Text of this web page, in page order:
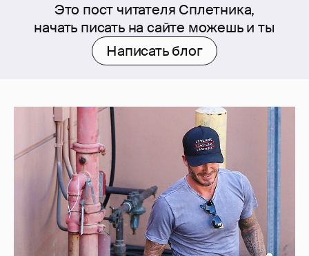
Это пост читателя Сплетника,
начать писать на сайте можешь и ты
Написать блог